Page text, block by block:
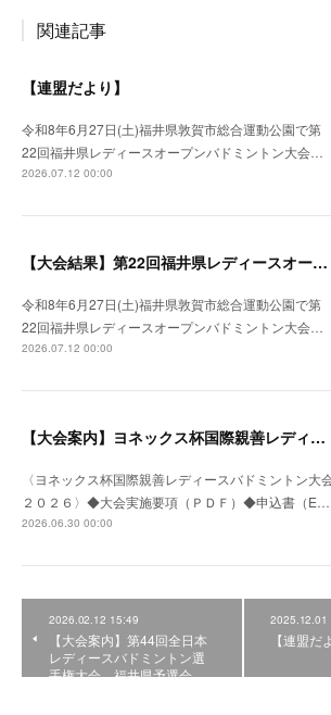
関連記事
【連盟だより】
令和8年6月27日(土)福井県敦賀市総合運動公園で第
22回福井県レディースオープンバドミントン大会…
2026.07.12 00:00
【大会結果】第22回福井県レディースオープンバドミントン大会
令和8年6月27日(土)福井県敦賀市総合運動公園で第
22回福井県レディースオープンバドミントン大会…
2026.07.12 00:00
【大会案内】ヨネックス杯国際親善レディースバドミントン大会２０２６
〈ヨネックス杯国際親善レディースバドミントン大
２０２６〉◆大会実施要項（ＰＤＦ）◆申込書（E…
2026.06.30 00:00
2026.02.12 15:49
【大会案内】第44回全日本
レディースバドミントン選
手権大会 福井県予選会 …
2025.12.01
【連盟だ